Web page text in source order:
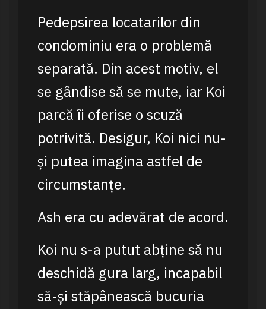
Pedepsirea locatarilor din
condominiu era o problemă
separată. Din acest motiv, el
se gândise să se mute, iar Koi
parcă îi oferise o scuză
potrivită. Desigur, Koi nici nu-
și putea imagina astfel de
circumstanțe.
Ash era cu adevărat de acord.
Koi nu s-a putut abține să nu
deschidă gura larg, incapabil
să-și stăpânească bucuria